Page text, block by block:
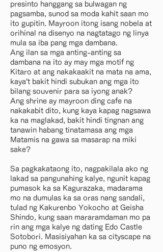
presinto hanggang sa bulwagan ng
pagsamba, sunod sa moda kahit saan mo
ito gupitin. Mayroon itong isang nobela at
orihinal na disenyo na nagtatago ng linya
mula sa iba pang mga dambana.
Ang ilan sa mga anting-anting sa
dambana na ito ay may mga motif ng
Kitaro at ang nakakaakit na mata na ama,
kaya't bakit hindi subukan ang mga ito
bilang souvenir para sa iyong anak?
Ang shrine ay mayroon ding cafe na
nakakabit dito, kung kaya kapag nagsawa
ka na maglakad, bakit hindi tingnan ang
tanawin habang tinatamasa ang mga
Matamis na gawa sa masarap na miki
sake?
Sa pagkakataong ito, nagpakilala ako ng
lakad sa pangunahing kalye, ngunit kapag
pumasok ka sa Kagurazaka, madarama
mo na dumulas ka sa oras nang sandali,
tulad ng Kakurenbo Yokocho at Geisha
Shindo, kung saan mararamdaman mo pa
rin ang mga kalye ng dating Edo Castle
Sotobori. Masisiyahan ka sa cityscape na
puno ng emosyon.